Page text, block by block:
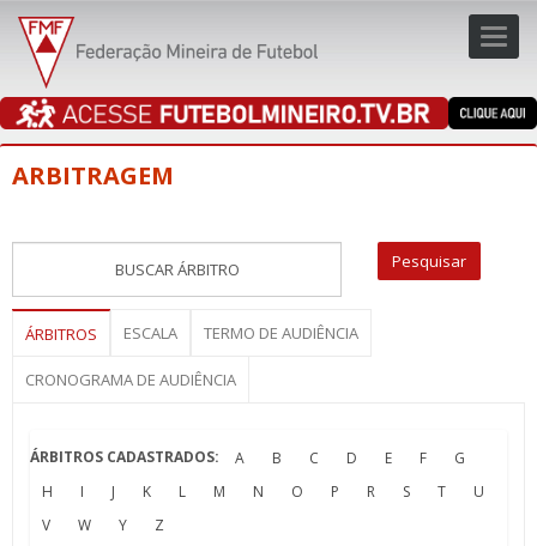
ARBITRAGEM
ÁRBITROS ESCALA TERMO DE AUDIÊNCIA
CRONOGRAMA DE AUDIÊNCIA
ÁRBITROS CADASTRADOS: A B C D E F
G
H
I J K L M N O P R S T
U
V
W Y Z